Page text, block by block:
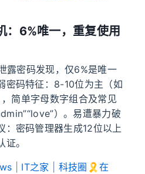
：6%唯一，重复使用
露密码发现，仅6%是唯一
密码特征：8-10位为主（如
简单字母数字组合及常见
）。易遭暴力破
：密码管理器生成12位以上
。
IT之家
科技圈🎗在